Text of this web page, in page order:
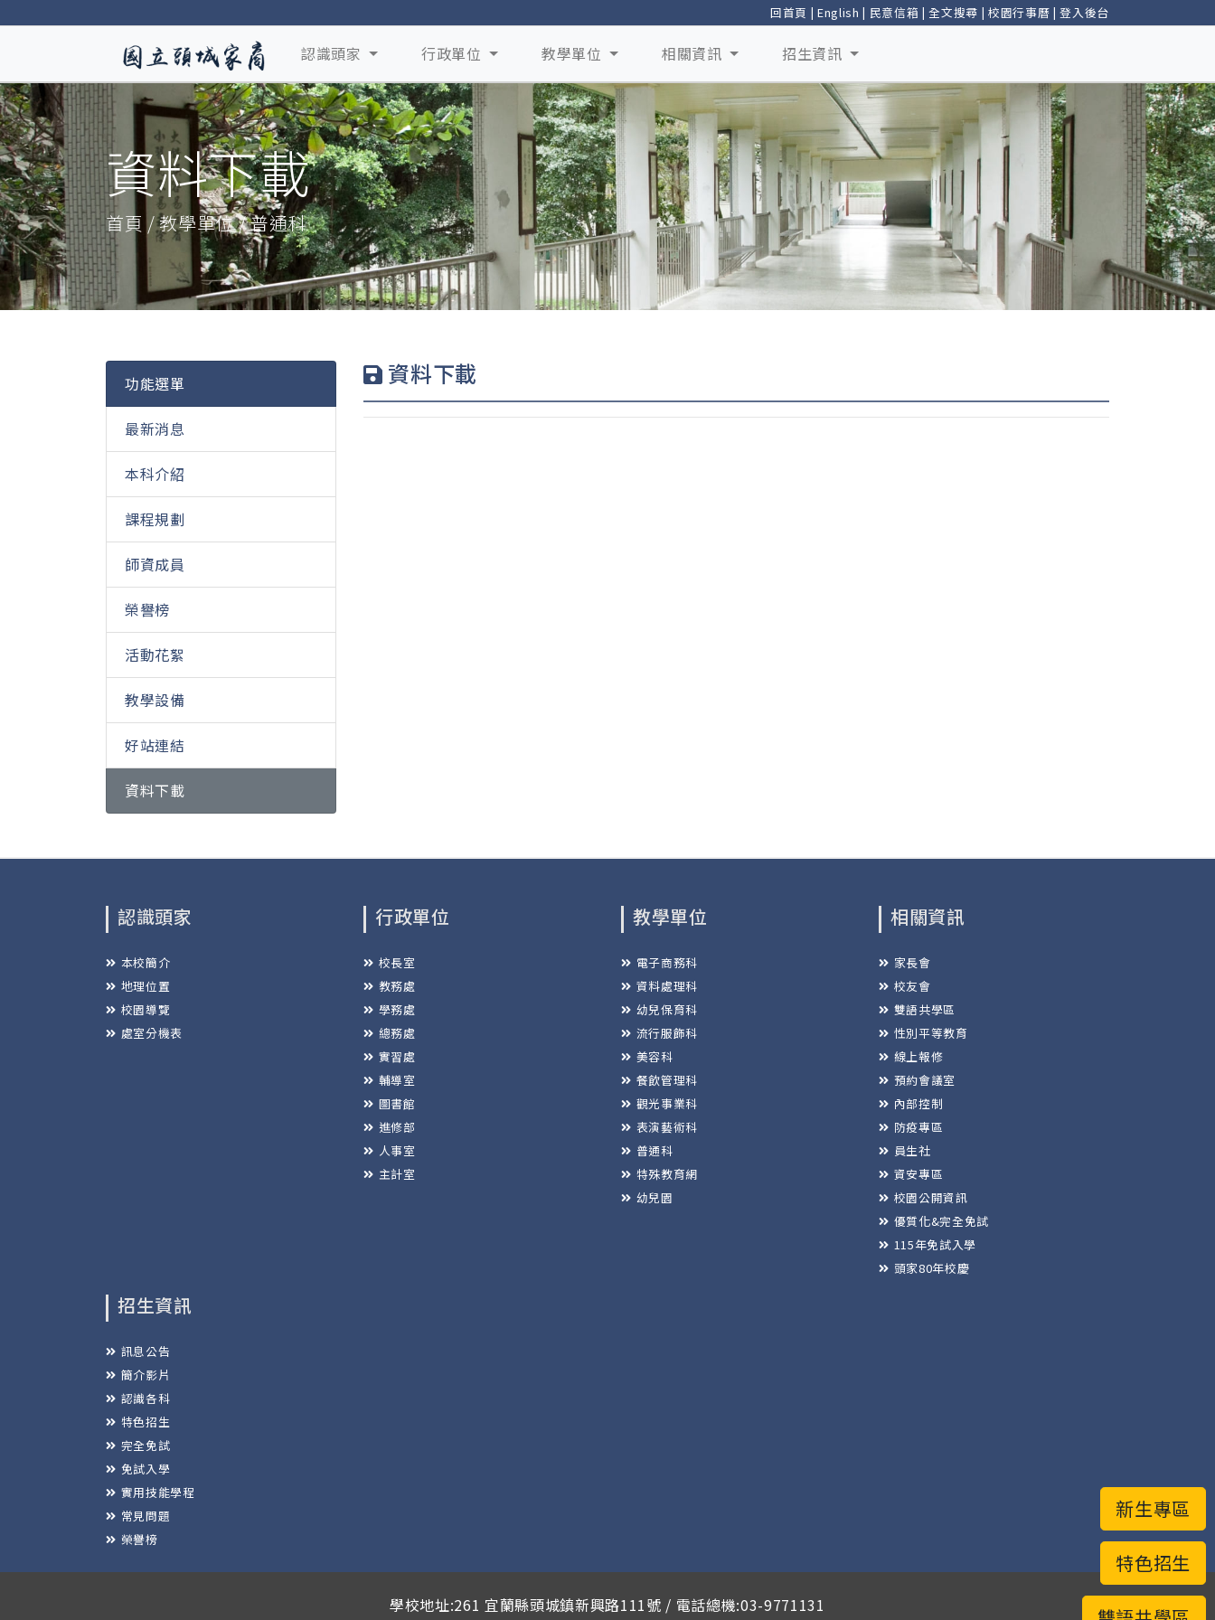
回首頁 | English | 民意信箱 |全文搜尋 | 校園行事曆 |登入後台
認識頭家 行政單位 教學單位 相關資訊 招生資訊
資料下載
首頁 / 教學單位 / 普通科
功能選單
最新消息
本科介紹
課程規劃
師資成員
榮譽榜
活動花絮
教學設備
好站連結
資料下載
資料下載
特色招生
新生專區
認識頭家
本校簡介
地理位置
校園導覽
處室分機表
行政單位
校長室
教務處
學務處
總務處
實習處
輔導室
圖書館
進修部
人事室
主計室
教學單位
電子商務科
資料處理科
幼兒保育科
流行服飾科
美容科
餐飲管理科
觀光事業科
表演藝術科
普通科
特殊教育網
幼兒園
相關資訊
家長會
校友會
雙語共學區
性別平等教育
線上報修
預約會議室
內部控制
防疫專區
員生社
資安專區
校園公開資訊
優質化&完全免試
115年免試入學
頭家80年校慶
招生資訊
訊息公告
簡介影片
認識各科
特色招生
完全免試
免試入學
實用技能學程
常見問題
榮譽榜
學校地址:261 宜蘭縣頭城鎮新興路111號 / 電話總機:03-9771131